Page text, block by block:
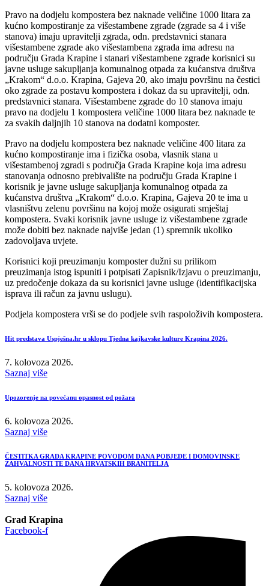
Pravo na dodjelu kompostera bez naknade veličine 1000 litara za
kućno kompostiranje za višestambene zgrade (zgrade sa 4 i više
stanova) imaju upravitelji zgrada, odn. predstavnici stanara
višestambene zgrade ako višestambena zgrada ima adresu na
području Grada Krapine i stanari višestambene zgrade korisnici su
javne usluge sakupljanja komunalnog otpada za kućanstva društva
„Krakom“ d.o.o. Krapina, Gajeva 20, ako imaju površinu na čestici
oko zgrade za postavu kompostera i dokaz da su upravitelji, odn.
predstavnici stanara. Višestambene zgrade do 10 stanova imaju
pravo na dodjelu 1 kompostera veličine 1000 litara bez naknade te
za svakih daljnjih 10 stanova na dodatni komposter.
Pravo na dodjelu kompostera bez naknade veličine 400 litara za
kućno kompostiranje ima i fizička osoba, vlasnik stana u
višestambenoj zgradi s područja Grada Krapine koja ima adresu
stanovanja odnosno prebivalište na području Grada Krapine i
korisnik je javne usluge sakupljanja komunalnog otpada za
kućanstva društva „Krakom“ d.o.o. Krapina, Gajeva 20 te ima u
vlasništvu zelenu površinu na kojoj može osigurati smještaj
kompostera. Svaki korisnik javne usluge iz višestambene zgrade
može dobiti bez naknade najviše jedan (1) spremnik ukoliko
zadovoljava uvjete.
Korisnici koji preuzimanju komposter dužni su prilikom
preuzimanja istog ispuniti i potpisati Zapisnik/Izjavu o preuzimanju,
uz predočenje dokaza da su korisnici javne usluge (identifikacijska
isprava ili račun za javnu uslugu).
Podjela kompostera vrši se do podjele svih raspoloživih kompostera.
Hit predstava Uspješna.hr u sklopu Tjedna kajkavske kulture Krapina 2026.
7. kolovoza 2026.
Saznaj više
Upozorenje na povećanu opasnost od požara
6. kolovoza 2026.
Saznaj više
ČESTITKA GRADA KRAPINE POVODOM DANA POBJEDE I DOMOVINSKE
ZAHVALNOSTI TE DANA HRVATSKIH BRANITELJA
5. kolovoza 2026.
Saznaj više
Grad Krapina
Facebook-f